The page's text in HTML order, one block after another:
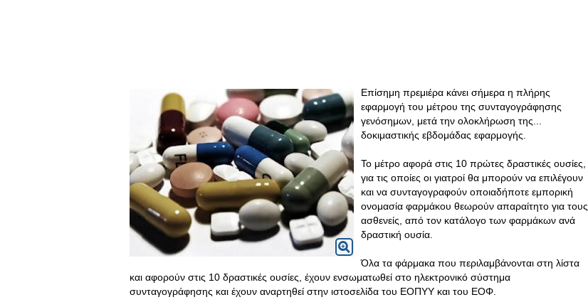
Επίσημη πρεμιέρα κάνει σήμερα η πλήρης
εφαρμογή του μέτρου της συνταγογράφησης
γενόσημων, μετά την ολοκλήρωση της...
δοκιμαστικής εβδομάδας εφαρμογής.
Το μέτρο αφορά στις 10 πρώτες δραστικές ουσίες,
για τις οποίες οι γιατροί θα μπορούν να επιλέγουν
και να συνταγογραφούν οποιαδήποτε εμπορική
ονομασία φαρμάκου θεωρούν απαραίτητο για τους
ασθενείς, από τον κατάλογο των φαρμάκων ανά
δραστική ουσία.
Όλα τα φάρμακα που περιλαμβάνονται στη λίστα
και αφορούν στις 10 δραστικές ουσίες, έχουν ενσωματωθεί στο ηλεκτρονικό σύστημα
συνταγογράφησης και έχουν αναρτηθεί στην ιστοσελίδα του ΕΟΠΥΥ και του ΕΟΦ.